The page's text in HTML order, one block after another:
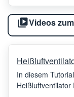
Videos
In diesem
Heißluftventilator